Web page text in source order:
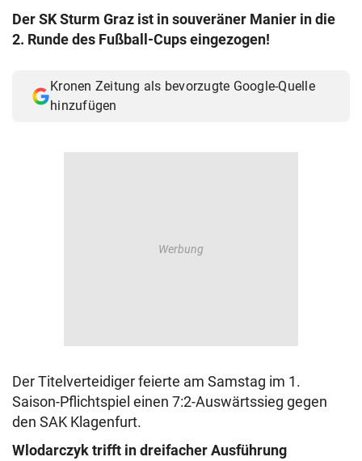
search
eingeben
© Krone Multimedia GmbH & Co KG 2026
Der SK Sturm Graz ist in souveräner Manier in die
2. Runde des Fußball-Cups eingezogen!
Kronen Zeitung als bevorzugte Google-Quelle
hinzufügen
Der Titelverteidiger feierte am Samstag im 1.
Saison-Pflichtspiel einen 7:2-Auswärtssieg gegen
den SAK Klagenfurt.
Wlodarczyk trifft in dreifacher Ausführung